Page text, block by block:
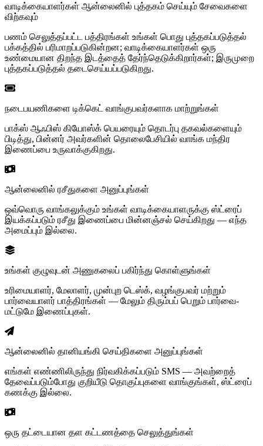
வாடிக்கையாளர்கள் ஆன்லைனில் புத்தகம் செய்யும் சேவைகளை
விற்கவும்
பணம் செலுத்தப்பட்ட பத்திரங்கள் உங்கள் பொது புத்தகப்படுத்தல்
பக்கத்தில் பரிமாறப்படுகின்றன; வாடிக்கையாளர்கள் ஒரு
உண்மையான திறந்த இடத்தைத் தேர்ந்தெடுக்கிறார்கள்; இருமுறை
புத்தகப்படுத்தல் தடைசெய்யப்படுகிறது.
நடைபயணிகளை டிக்கெட் வாங்குபவர்களாக மாற்றுங்கள்
பாக்ஸ் ஆஃபிஸ் கியோஸ்க் பெயரையும் தொடர்பு தகவல்களையும்
பிடித்து, பின்னர் அவர்களின் தொலைபேசியில் வாங்க மந்திர
இணைப்பை உருவாக்குகிறது.
ஆன்லைனில் ரசீதுகளை அனுப்புங்கள்
ஒவ்வொரு வாங்கலுக்கும் உங்கள் வாடிக்கையாளருக்கு ஸ்ட்ரைப்
இயக்கப்படும் ரசீது இணைப்பை மின்னஞ்சல் செய்கிறது — எந்த
அமைப்பும் இல்லை.
உங்கள் குழுவுடன் அணுகலைப் பகிர்ந்து கொள்ளுங்கள்
உரிமையாளர், மேலாளர், முன்புற டெஸ்க், வழங்குபவர் மற்றும்
பார்வையாளர் பாத்திரங்கள் — மேலும் திரும்பப் பெறும் பார்வை-
மட்டுமே இணைப்புகள்.
ஆன்லைனில் தானியங்கி செய்திகளை அனுப்புங்கள்
எங்கள் எண்ணிலிருந்து நிர்வகிக்கப்படும் SMS — அவற்றைத்
தேவைப்படும்போது குறியீடு தொகுப்புகளை வாங்குங்கள், ஸ்ட்ரைப்
கணக்கு இல்லை.
ஒரு தட்டையான தள கட்டணத்தை செலுத்துங்கள்